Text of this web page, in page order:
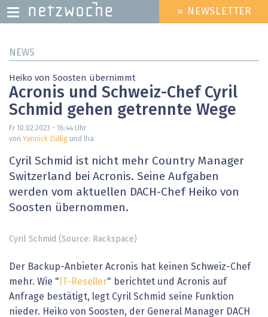
zum
HEADER
MENU
» NEWSLETTER
NEWS
Heiko von Soosten übernimmt
Acronis und Schweiz-Chef Cyril
Schmid gehen getrennte Wege
Fr 10.02.2023 - 16:44 Uhr
von Yannick Züllig und lha
Cyril Schmid ist nicht mehr Country Manager
Switzerland bei Acronis. Seine Aufgaben
werden vom aktuellen DACH-Chef Heiko von
Soosten übernommen.
Cyril Schmid (Source: Rackspace)
Der Backup-Anbieter Acronis hat keinen Schweiz-Chef
mehr. Wie " IT-Reseller" berichtet und Acronis auf
Anfrage bestätigt, legt Cyril Schmid seine Funktion
nieder. Heiko von Soosten, der General Manager DACH